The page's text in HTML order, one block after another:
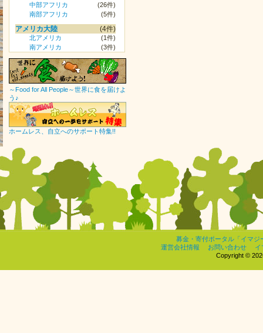
中部アフリカ
(26件)
南部アフリカ
(5件)
アメリカ大陸 (4件)
北アメリカ
(1件)
南アメリカ
(3件)
～Food for All People～世界に食を届けよ
う♪
ホームレス、自立へのサポート特集!!
募金・寄付ポータル「イマジ
運営会社情報
お問い合わせ
イ
Copyright ©